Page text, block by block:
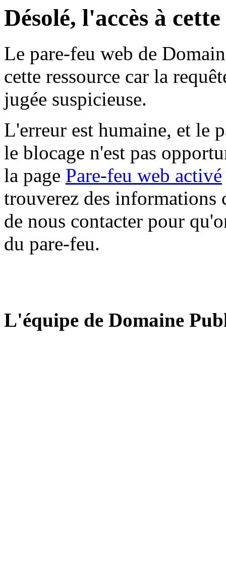
Désolé, l'accès à
Le pare-feu web de
cette ressource car la
jugée suspicieuse.
L'erreur est humaine, et le
le blocage n'est pas
la page Pare-feu web activé
trouverez des informations
de nous contacter pour
du pare-feu.
L'équipe de Domaine